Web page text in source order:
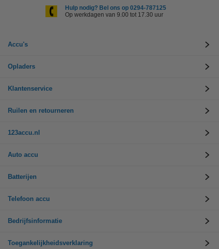
Hulp nodig? Bel ons op 0294-787125
Op werkdagen van 9.00 tot 17.30 uur
Accu's
Opladers
Klantenservice
Ruilen en retourneren
123accu.nl
Auto accu
Batterijen
Telefoon accu
Bedrijfsinformatie
Toegankelijkheidsverklaring